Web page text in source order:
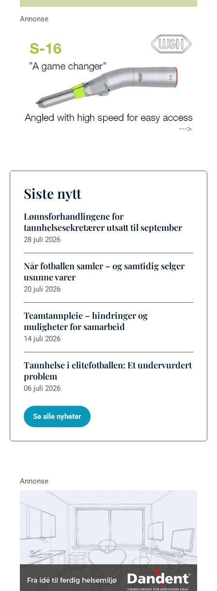
Siste nytt
Lønnsforhandlingene for
tannhelsesekretærer utsatt til september
28 juli 2026
Når fotballen samler – og samtidig selger
usunne varer
20 juli 2026
Teamtannpleie – hindringer og
muligheter for samarbeid
14 juli 2026
Tannhelse i elitefotballen: Et undervurdert
problem
06 juli 2026
Se alle nyheter